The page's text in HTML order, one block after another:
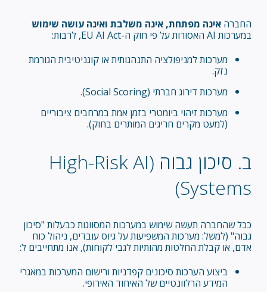
החברהאינה מפתחת, אינה משלבת ואינה עושה שימוש
במערכות AI האסורות על פי חוק ה-EU AI Act, לרבות:
מערכות למניפולציה התנהגותית או קוגניטיבית הגורמת
נזק.
מערכות דירוג חברתי (Social Scoring).
מערכות זיהוי ביומטרי בזמן אמת במרחבים ציבוריים
(למעט מקרים חריגים המותרים בחוק).
ב. סיכון גבוה (High-Risk AI
Systems)
ככל שהחברה תעשה שימוש במערכות המסווגות כבעלות "סיכון
גבוה" (למשל: מערכות המשפיעות על גיוס עובדים, ניהול כוח
אדם, או קבלת החלטות מהותיות לגבי לקוחות), אנו מתחייבים ל:
ביצוע הערכות סיכונים קפדניות ורישום המערכות במאגרי
המידע הרלוונטיים של האיחוד האירופי.